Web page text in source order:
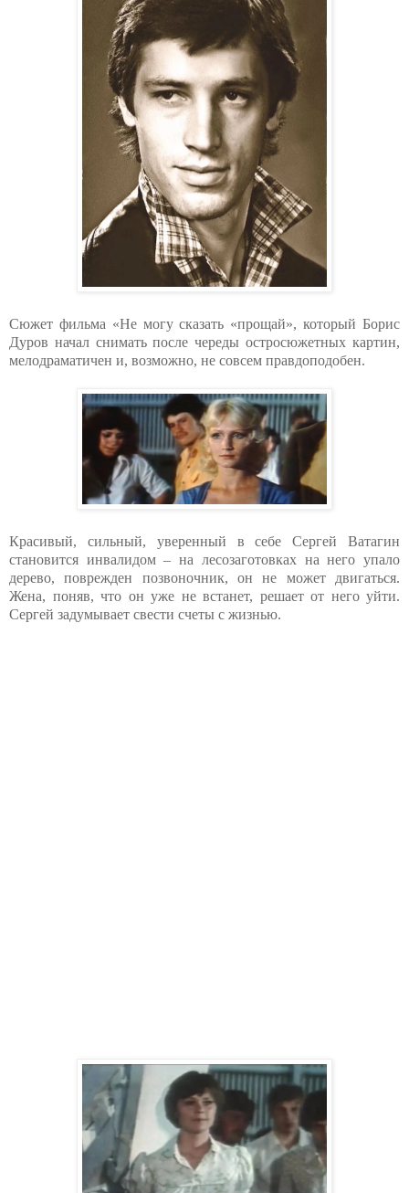
Сюжет фильма «Не могу сказать «прощай», который Борис
Дуров начал снимать после череды остросюжетных картин,
мелодраматичен и, возможно, не совсем правдоподобен.
Красивый, сильный, уверенный в себе Сергей Ватагин
становится инвалидом – на лесозаготовках на него упало
дерево, поврежден позвоночник, он не может двигаться.
Жена, поняв, что он уже не встанет, решает от него уйти.
Сергей задумывает свести счеты с жизнью.